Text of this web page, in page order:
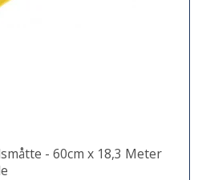
- 60cm x 18,3 Meter